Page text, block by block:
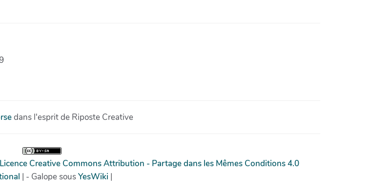
dans l'esprit de Riposte Creative
Licence Creative Commons Attribution - Partage dans les Mêmes Conditions 4.0
| - Galope sousYesWiki |